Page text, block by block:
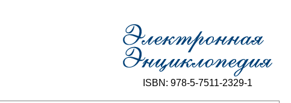
ISBN: 978-5-7511-2329-1